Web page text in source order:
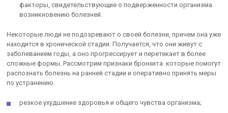
факторы, свидетельствующие о подверженности организма
возникновению болезней.
Некоторые люди не подозревают о своей болезни, причем она уже
находится в хронической стадии. Получается, что они живут с
заболеванием годы, а оно прогрессирует и перетекает в более
сложные формы. Рассмотрим признаки бронхита. которые помогут
распознать болезнь на ранней стадии и оперативно принять меры
по устранению.
резкое ухудшение здоровья и общего чувства организма;